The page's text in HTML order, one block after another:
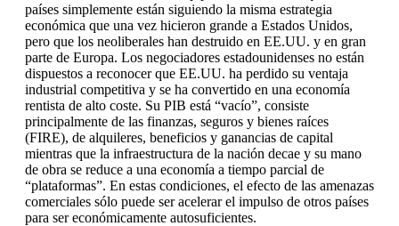
países simplemente están siguiendo la misma estrategia
económica que una vez hicieron grande a Estados Unidos,
pero que los neoliberales han destruido en EE.UU. y en gran
parte de Europa. Los negociadores estadounidenses no están
dispuestos a reconocer que EE.UU. ha perdido su ventaja
industrial competitiva y se ha convertido en una economía
rentista de alto coste. Su PIB está “vacío”, consiste
principalmente de las finanzas, seguros y bienes raíces
(FIRE), de alquileres, beneficios y ganancias de capital
mientras que la infraestructura de la nación decae y su mano
de obra se reduce a una economía a tiempo parcial de
“plataformas”. En estas condiciones, el efecto de las amenazas
comerciales sólo puede ser acelerar el impulso de otros países
para ser económicamente autosuficientes.